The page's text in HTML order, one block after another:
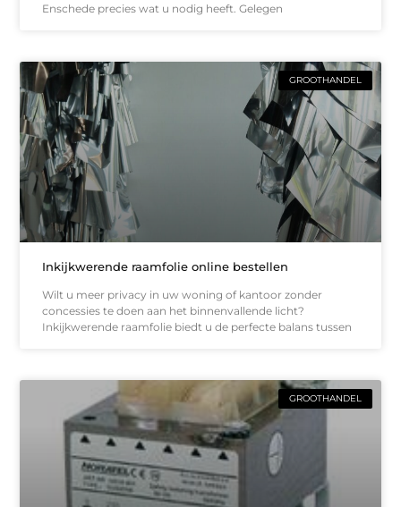
Enschede precies wat u nodig heeft. Gelegen
GROOTHANDEL
Inkijkwerende raamfolie online bestellen
Wilt u meer privacy in uw woning of kantoor zonder
concessies te doen aan het binnenvallende licht?
Inkijkwerende raamfolie biedt u de perfecte balans tussen
GROOTHANDEL